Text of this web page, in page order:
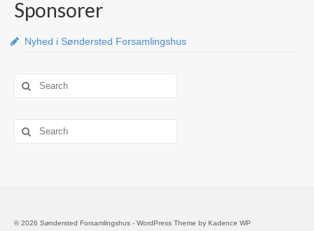
Sponsorer
Nyhed i Søndersted Forsamlingshus
Search
for:
Search
for:
© 2026 Søndersted Forsamlingshus - WordPress Theme by Kadence WP